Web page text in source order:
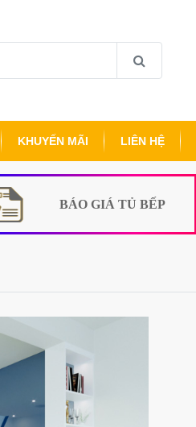
KHUYẾN MÃI LIÊN HỆ
BÁO GIÁ TỦ BẾP